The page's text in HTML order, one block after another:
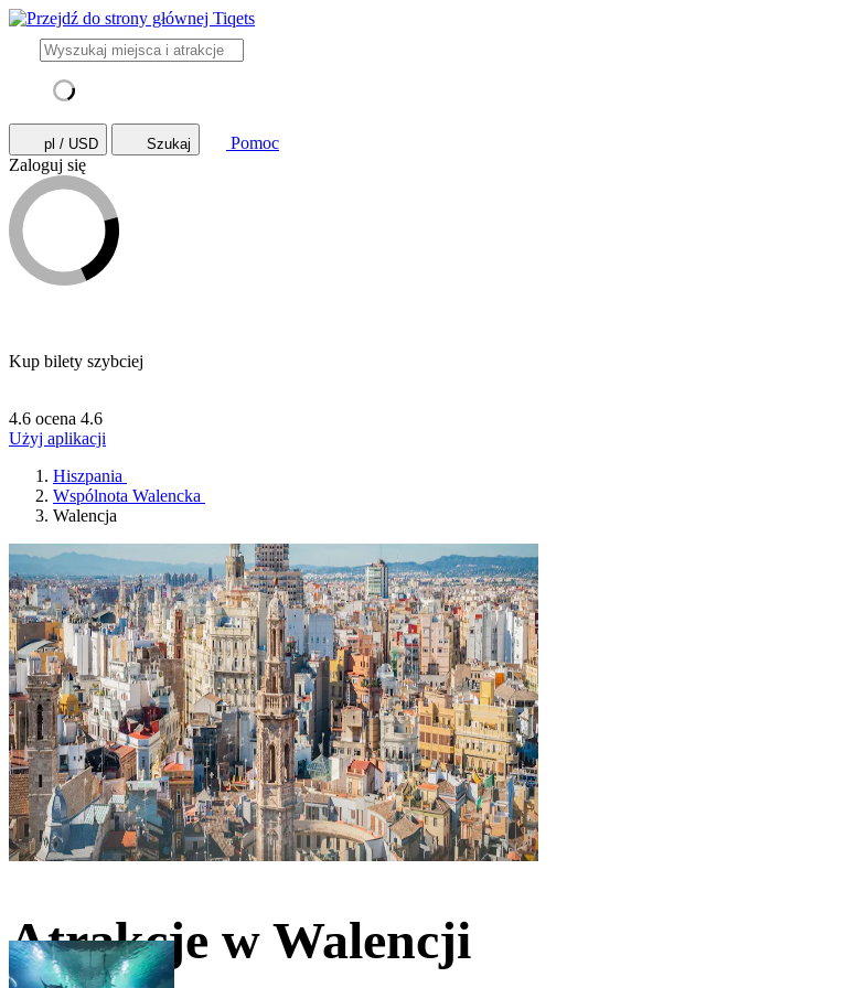
pl / USD Szukaj
Pomoc
Zaloguj się
Kup bilety szybciej
4.6 ocena 4.6
Użyj aplikacji
Hiszpania
Wspólnota Walencka
Walencja
Atrakcje w Walencji